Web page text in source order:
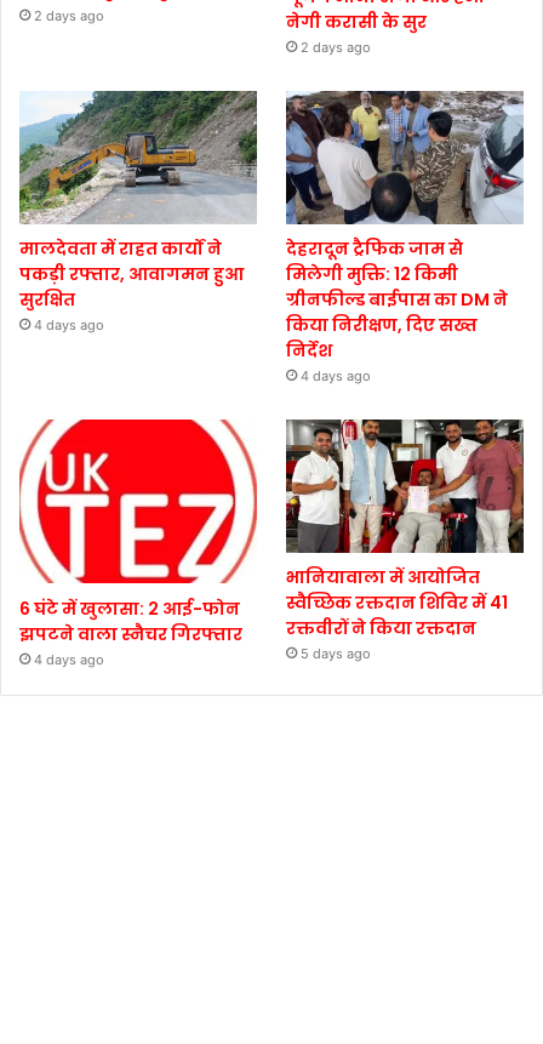
2 days ago
नेगी करासी के सुर
2 days ago
मालदेवता में राहत कार्यों ने
पकड़ी रफ्तार, आवागमन हुआ
सुरक्षित
4 days ago
देहरादून ट्रैफिक जाम से
मिलेगी मुक्ति: 12 किमी
ग्रीनफील्ड बाईपास का DM ने
किया निरीक्षण, दिए सख्त
निर्देश
4 days ago
6 घंटे में खुलासा: 2 आई-फोन
झपटने वाला स्नैचर गिरफ्तार
4 days ago
भानियावाला में आयोजित
स्वैच्छिक रक्तदान शिविर में 41
रक्तवीरों ने किया रक्तदान
5 days ago